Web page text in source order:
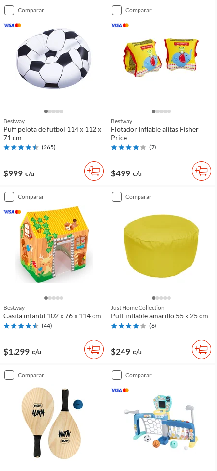
comparar
Bestway
Puff pelota de futbol 114 x 112 x
71 cm
(265)
$999 c/u
comparar
Bestway
Flotador Inflable alitas Fisher
Price
(7)
$499 c/u
comparar
Bestway
Casita infantil 102 x 76 x 114 cm
(44)
$1.299 c/u
comparar
Just Home Collection
Puff inflable amarillo 55 x 25 cm
(6)
$249 c/u
comparar comparar